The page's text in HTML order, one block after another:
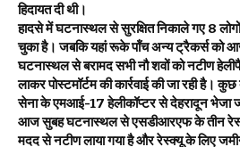
हिदायत दी थी।
हादसे में घटनास्थल से सुरक्षित निकाले गए 8
चुका है। जबकि यहां रूके पॉंच अन्य ट्रैकर्स को
घटनास्थल से बरामद सभी नौ शवों को नटीण
लाकर पोस्टमॉर्टम की कार्रवाई की जा रही है।
सेना के एमआई-17 हेलीकॉप्टर से देहरादून भेजा
आज सुबह घटनास्थल से एसडीआरएफ के तीन
मदद से नटीण लाया गया है और रेस्क्यू के लिए